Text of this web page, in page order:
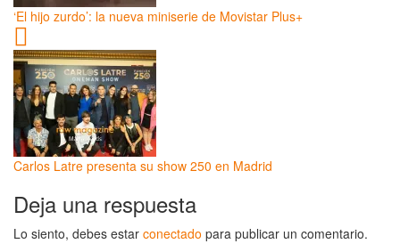
‘El hijo zurdo’: la nueva miniserie de Movistar Plus+
Carlos Latre presenta su show 250 en Madrid
Deja una respuesta
Lo siento, debes estar conectado para publicar un comentario.